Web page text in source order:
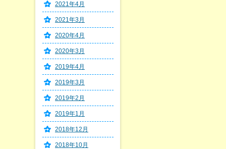
2021年4月
2021年3月
2020年4月
2020年3月
2019年4月
2019年3月
2019年2月
2019年1月
2018年12月
2018年10月